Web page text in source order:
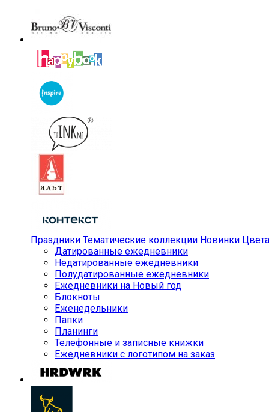
Праздники Тематические коллекции Новинки Цвета
Датированные ежедневники
Недатированные ежедневники
Полудатированные ежедневники
Ежедневники на Новый год
Блокноты
Еженедельники
Папки
Планинги
Телефонные и записные книжки
Ежедневники с логотипом на заказ